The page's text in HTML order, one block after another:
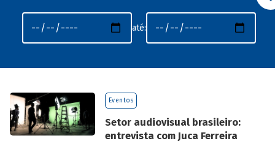
até:
Eventos
Setor audiovisual brasileiro:
entrevista com Juca Ferreira